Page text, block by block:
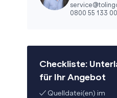
0800 55 133 00
Checkliste:
für Ihr Angebot
✓ Quelldatei(en) im